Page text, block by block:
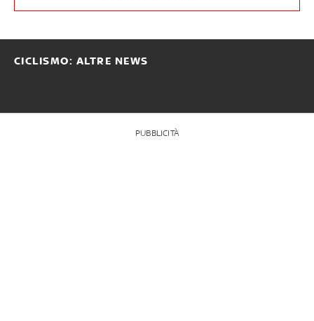
CICLISMO: ALTRE NEWS
PUBBLICITÀ